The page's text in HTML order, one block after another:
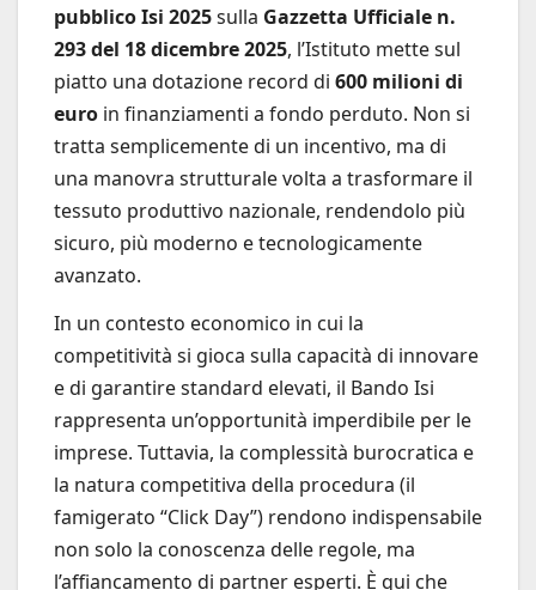
pubblico Isi 2025sulla Gazzetta Ufficiale n.
293 del 18 dicembre 2025, l’Istituto mette sul
piatto una dotazione record di 600 milioni di
euro in finanziamenti a fondo perduto. Non si
tratta semplicemente di un incentivo, ma di
una manovra strutturale volta a trasformare il
tessuto produttivo nazionale, rendendolo più
sicuro, più moderno e tecnologicamente
avanzato.
In un contesto economico in cui la
competitività si gioca sulla capacità di innovare
e di garantire standard elevati, il Bando Isi
rappresenta un’opportunità imperdibile per le
imprese. Tuttavia, la complessità burocratica e
la natura competitiva della procedura (il
famigerato “Click Day”) rendono indispensabile
non solo la conoscenza delle regole, ma
l’affiancamento di partner esperti. È qui che